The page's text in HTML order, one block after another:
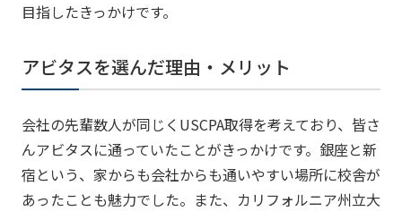
目指したきっかけです。
アビタスを選んだ理由・メリット
会社の先輩数人が同じくUSCPA取得を考えており、皆さ
んアビタスに通っていたことがきっかけです。銀座と新
宿という、家からも会社からも通いやすい場所に校舎が
あったことも魅力でした。また、カリフォルニア州立大